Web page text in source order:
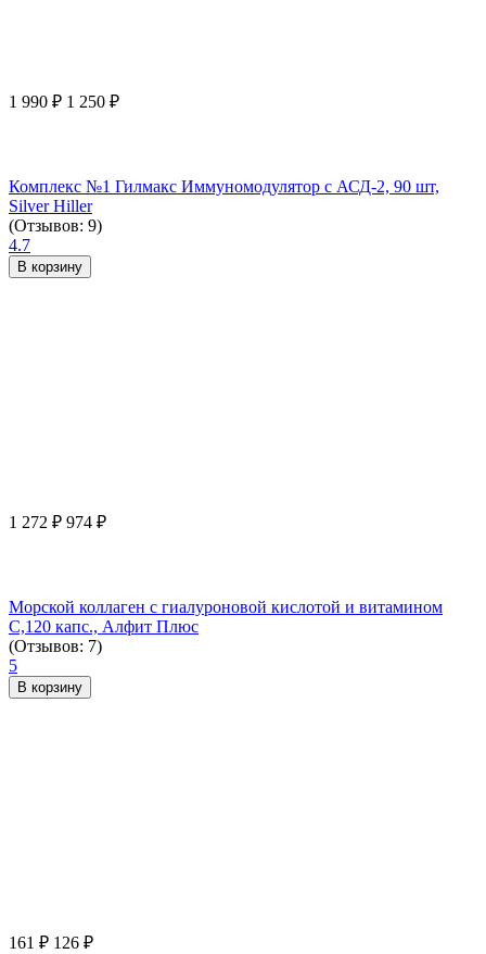
1 990 ₽ 1 250 ₽
Комплекс №1 Гилмакс Иммуномодулятор с АСД-2, 90 шт,
Silver Hiller
(Отзывов: 9)
4.7
В корзину
1 272 ₽ 974 ₽
Морской коллаген с гиалуроновой кислотой и витамином
С,120 капс., Алфит Плюс
(Отзывов: 7)
5
В корзину
161 ₽ 126 ₽